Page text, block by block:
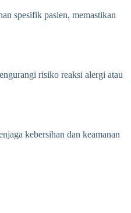
spesifik pasien, memastikan
risiko reaksi alergi atau
kebersihan dan keamanan